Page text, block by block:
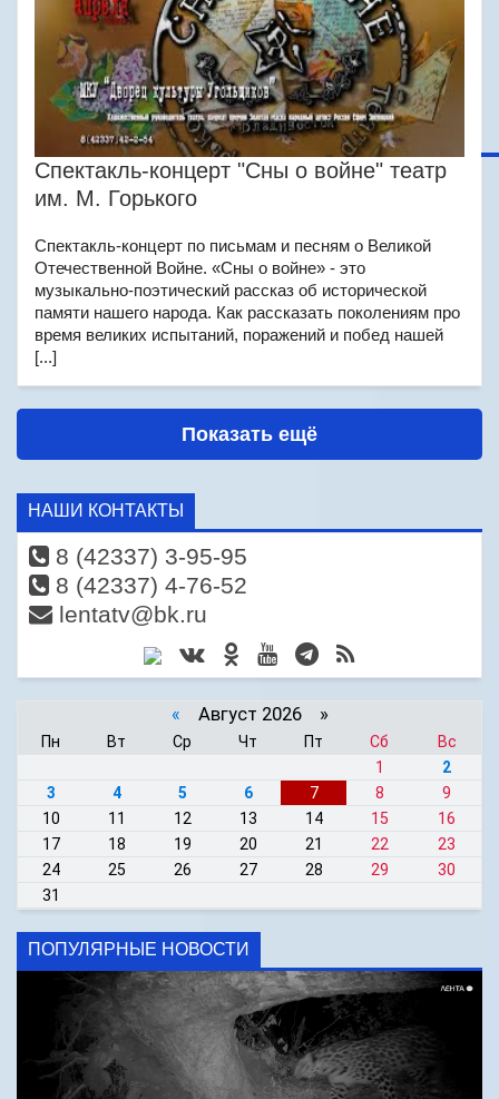
Спектакль-концерт "Сны о войне" театр
им. М. Горького
Спектакль-концерт по письмам и песням о Великой
Отечественной Войне. «Сны о войне» - это
музыкально-поэтический рассказ об исторической
памяти нашего народа. Как рассказать поколениям про
время великих испытаний, поражений и побед нашей
[...]
Показать ещё
НАШИ КОНТАКТЫ
8 (42337) 3-95-95
8 (42337) 4-76-52
lentatv@bk.ru
« Август 2026 »
Пн Вт Ср Чт Пт Сб
Вс
1
2
3
4 5 6 7 8
9
10
11 12 13 14 15
16
17
18 19 20 21 22
23
24
25 26 27 28 29
30
31
ПОПУЛЯРНЫЕ НОВОСТИ